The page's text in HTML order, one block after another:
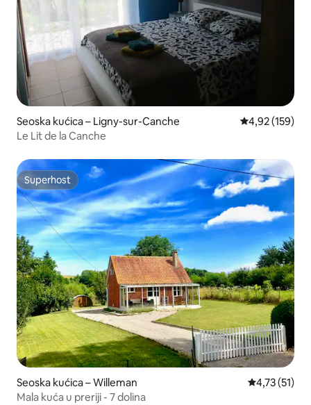
Seoska kućica – Ligny-sur-Canche Prosječna
4,92 (159)
Le Lit de la Canche
Superhost
Superhost
Seoska kućica – Willeman Prosječna
4,73 (51)
Mala kuća u preriji - 7 dolina